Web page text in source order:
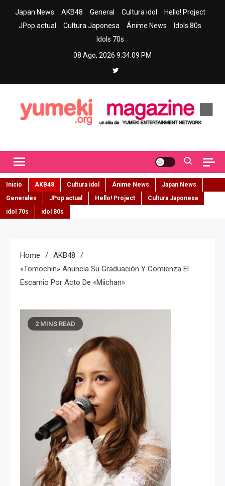
Japan News AKB48 General Cultura idol
Hello! Project
JPop actual
Cultura Japonesa Ánime News
Idols 80s
Idols 70s
08 Ago, 2026 9:34:10 PM
Inicio AKB48 Cultura idol Ánime News
Japan News
Generales
JPop actual Hello! Project
Cultura Japonesa
idol 70s
idol 80s
Home
AKB48
«Tomochin» Anuncia Su Graduación Y Comienza El
Escarnio Por Acto De «Miichan»
2 MINS READ